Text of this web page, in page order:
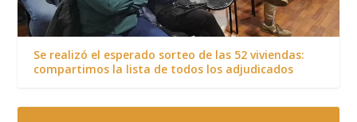
Se realizó el esperado sorteo de las 52 viviendas:
compartimos la lista de todos los adjudicados